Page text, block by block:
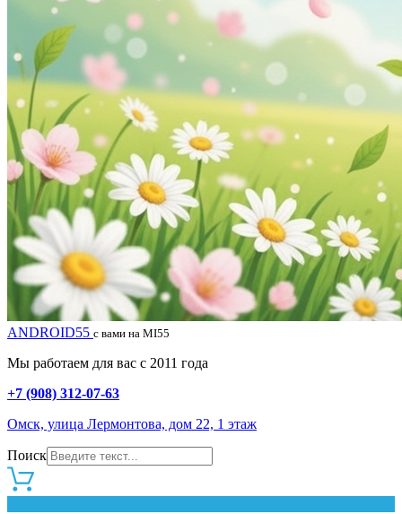
ANDROID55 с вами на MI55
Мы работаем для вас с 2011 года
+7 (908) 312-07-63
Омск, улица Лермонтова, дом 22, 1 этаж
Поиск